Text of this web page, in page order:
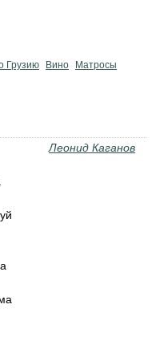
Грузию Вино
Матросы
Леонид Каганов